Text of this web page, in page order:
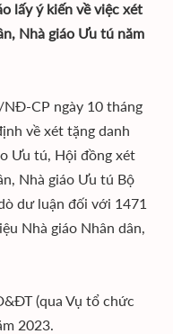
lấy ý kiến về việc xét
Nhà giáo Ưu tú năm
CP ngày 10 tháng
về xét tặng danh
Ưu tú, Hội đồng xét
Nhà giáo Ưu tú Bộ
dư luận đối với 1471
Nhà giáo Nhân dân,
(qua Vụ tổ chức
2023.